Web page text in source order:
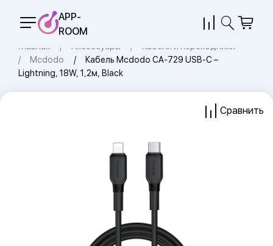
APP-
ROOM
Главная Аксессуары
Кабели и переходники
Mcdodo
Кабель Mcdodo CA-729 USB-C –
Lightning, 18W, 1,2м, Black
Сравнить